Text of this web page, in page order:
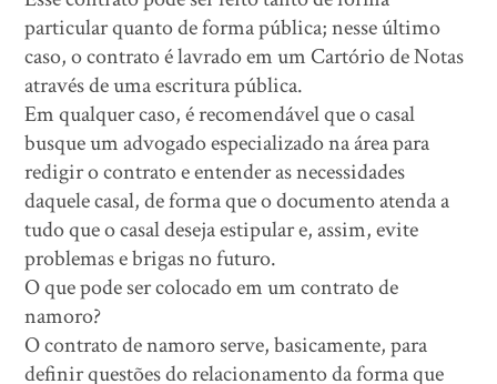
particular quanto de forma pública; nesse último
caso, o contrato é lavrado em um Cartório de Notas
através de uma escritura pública.
Em qualquer caso, é recomendável que o casal
busque um advogado especializado na área para
redigir o contrato e entender as necessidades
daquele casal, de forma que o documento atenda a
tudo que o casal deseja estipular e, assim, evite
problemas e brigas no futuro.
O que pode ser colocado em um contrato de
namoro?
O contrato de namoro serve, basicamente, para
definir questões do relacionamento da forma que